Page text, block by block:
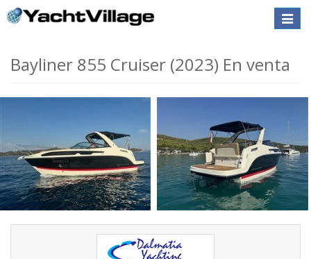
Toggle
Bayliner 855 Cruiser (2023) En venta